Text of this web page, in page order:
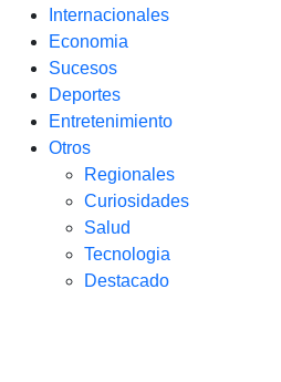
Internacionales
Economia
Sucesos
Deportes
Entretenimiento
Otros
Regionales
Curiosidades
Salud
Tecnologia
Destacado